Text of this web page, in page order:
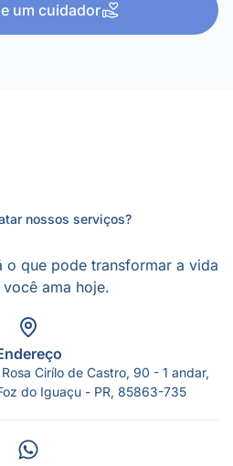
um cuidador
nossos serviços?
o que pode transformar a vida
ama hoje.
Cirílo de Castro, 90 - 1 andar,
do Iguaçu - PR, 85863-735